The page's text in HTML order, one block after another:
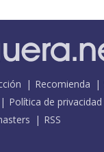
Recomienda
Política de privacidad
RSS